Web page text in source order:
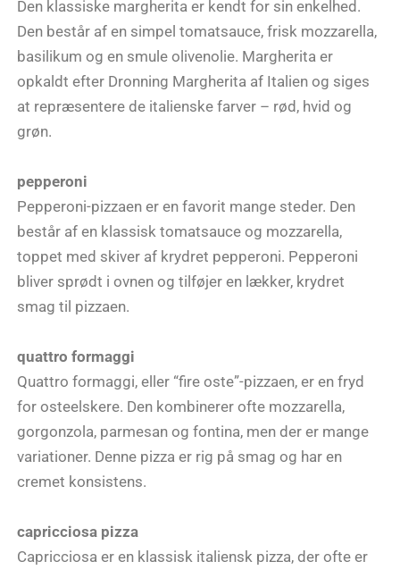
Den klassiske margherita er kendt for sin enkelhed.
Den består af en simpel tomatsauce, frisk mozzarella,
basilikum og en smule olivenolie. Margherita er
opkaldt efter Dronning Margherita af Italien og siges
at repræsentere de italienske farver – rød, hvid og
grøn.
pepperoni
Pepperoni-pizzaen er en favorit mange steder. Den
består af en klassisk tomatsauce og mozzarella,
toppet med skiver af krydret pepperoni. Pepperoni
bliver sprødt i ovnen og tilføjer en lækker, krydret
smag til pizzaen.
quattro formaggi
Quattro formaggi, eller “fire oste”-pizzaen, er en fryd
for osteelskere. Den kombinerer ofte mozzarella,
gorgonzola, parmesan og fontina, men der er mange
variationer. Denne pizza er rig på smag og har en
cremet konsistens.
capricciosa pizza
Capricciosa er en klassisk italiensk pizza, der ofte er